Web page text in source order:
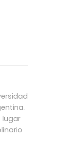
lugar